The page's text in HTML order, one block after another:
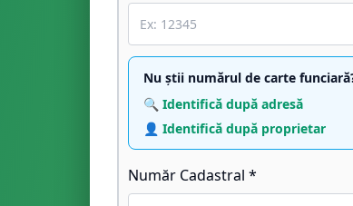
Nu știi numărul de carte
🔍 Identifică după adresă
👤 Identifică după proprietar
Număr Cadastral *